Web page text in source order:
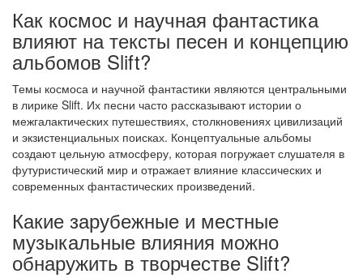
Как космос и научная фантастика
влияют на тексты песен и концепцию
альбомов Slift?
Темы космоса и научной фантастики являются центральными
в лирике Slift. Их песни часто рассказывают истории о
межгалактических путешествиях, столкновениях цивилизаций
и экзистенциальных поисках. Концептуальные альбомы
создают цельную атмосферу, которая погружает слушателя в
футуристический мир и отражает влияние классических и
современных фантастических произведений.
Какие зарубежные и местные
музыкальные влияния можно
обнаружить в творчестве Slift?